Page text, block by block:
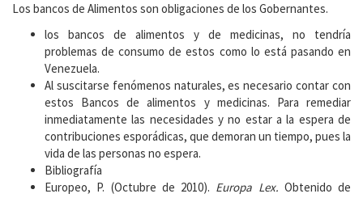
Los bancos de Alimentos son obligaciones de los Gobernantes.
los bancos de alimentos y de medicinas, no tendría
problemas de consumo de estos como lo está pasando en
Venezuela.
Al suscitarse fenómenos naturales, es necesario contar con
estos Bancos de alimentos y medicinas. Para remediar
inmediatamente las necesidades y no estar a la espera de
contribuciones esporádicas, que demoran un tiempo, pues la
vida de las personas no espera.
Bibliografía
Europeo, P. (Octubre de 2010). Europa Lex. Obtenido de